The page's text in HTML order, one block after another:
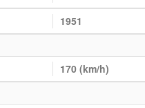
1951
170 (km/h)